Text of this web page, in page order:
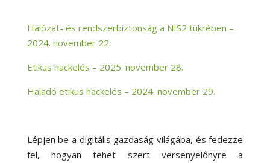
Hálózat- és rendszerbiztonság a NIS2 tükrében –
2024. november 22.
Etikus hackelés – 2025. november 28.
Haladó etikus hackelés – 2024. november 29.
Lépjen be a digitális gazdaság világába, és fedezze
fel, hogyan tehet szert versenyelőnyre a